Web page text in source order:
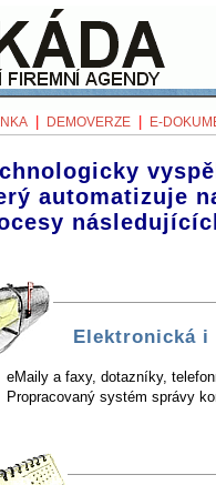
DEMOVERZE E-
automatizuje
Elektronická i
eMaily a faxy, dotazníky,
Propracovaný systém správy